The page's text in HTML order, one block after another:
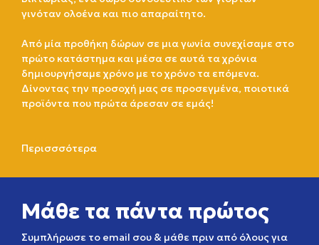
γινόταν ολοένα και πιο απαραίτητο.
Από μία προθήκη δώρων σε μια γωνία συνεχίσαμε στο
πρώτο κατάστημα και μέσα σε αυτά τα χρόνια
δημιουργήσαμε χρόνο με το χρόνο τα επόμενα.
Δίνοντας την προσοχή μας σε προσεγμένα, ποιοτικά
προϊόντα που πρώτα άρεσαν σε εμάς!
Περισσσότερα
Μάθε τα πάντα πρώτος
Συμπλήρωσε το email σου & μάθε πριν από όλους για